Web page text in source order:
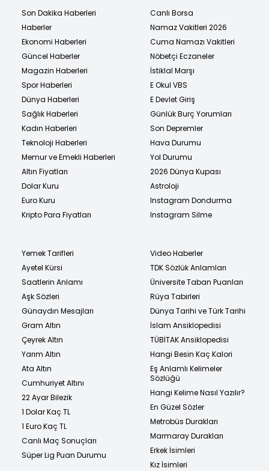
Son Dakika Haberleri
Haberler
Ekonomi Haberleri
Güncel Haberler
Magazin Haberleri
Spor Haberleri
Dünya Haberleri
Sağlık Haberleri
Kadın Haberleri
Teknoloji Haberleri
Memur ve Emekli Haberleri
Altın Fiyatları
Dolar Kuru
Euro Kuru
Kripto Para Fiyatları
Canlı Borsa
Namaz Vakitleri 2026
Cuma Namazı Vakitleri
Nöbetçi Eczaneler
İstiklal Marşı
E Okul VBS
E Devlet Giriş
Günlük Burç Yorumları
Son Depremler
Hava Durumu
Yol Durumu
2026 Dünya Kupası
Astroloji
Instagram Dondurma
Instagram Silme
Yemek Tarifleri
Ayetel Kürsi
Saatlerin Anlamı
Aşk Sözleri
Günaydın Mesajları
Gram Altın
Çeyrek Altın
Yarım Altın
Ata Altın
Cumhuriyet Altını
22 Ayar Bilezik
1 Dolar Kaç TL
1 Euro Kaç TL
Canlı Maç Sonuçları
Süper Lig Puan Durumu
Video Haberler
TDK Sözlük Anlamları
Üniversite Taban Puanları
Rüya Tabirleri
Dünya Tarihi ve Türk Tarihi
İslam Ansiklopedisi
TÜBİTAK Ansiklopedisi
Hangi Besin Kaç Kalori
Eş Anlamlı Kelimeler
Sözlüğü
Hangi Kelime Nasıl Yazılır?
En Güzel Sözler
Metrobüs Durakları
Marmaray Durakları
Erkek İsimleri
Kız İsimleri